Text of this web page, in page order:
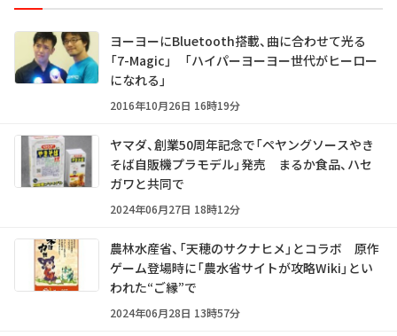
ヨーヨーにBluetooth搭載、曲に合わせて光る
「7-Magic」 「ハイパーヨーヨー世代がヒーロー
になれる」
2016年10月26日 16時19分
ヤマダ、創業50周年記念で「ペヤングソースやき
そば自販機プラモデル」発売 まるか食品、ハセ
ガワと共同で
2024年06月27日 18時12分
農林水産省、「天穂のサクナヒメ」とコラボ 原作
ゲーム登場時に「農水省サイトが攻略Wiki」とい
われた“ご縁”で
2024年06月28日 13時57分